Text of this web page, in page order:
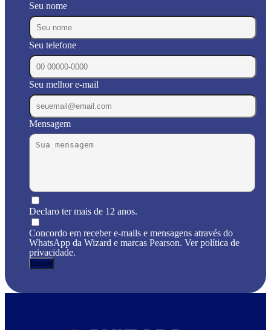
Seu nome
Seu telefone
Seu melhor e-mail
Mensagem
Declaro ter mais de 12 anos.
Concordo em receber e-mails e mensagens através do
WhatsApp da Wizard e marcas Pearson. Ver política de
privacidade.